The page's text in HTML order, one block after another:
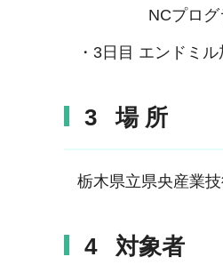
NCプログラ
・3日目 エンドミル
3 場 所
栃木県立県央産業技
4 対象者